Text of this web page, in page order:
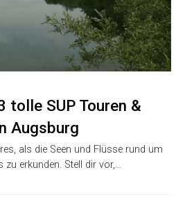
tolle SUP Touren &
Augsburg
als die Seen und Flüsse rund um
erkunden. Stell dir vor,…